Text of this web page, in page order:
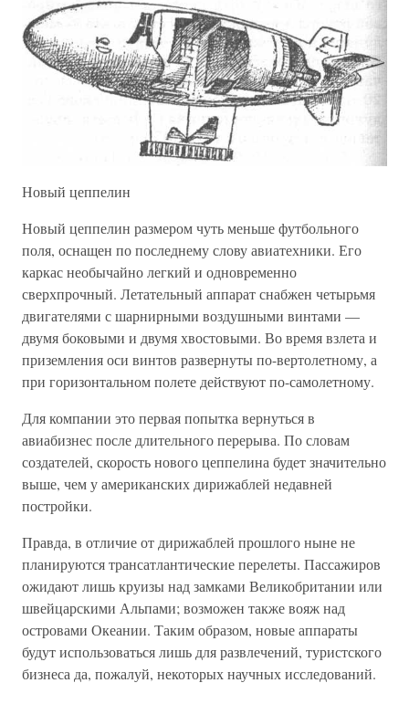
Новый цеппелин
Новый цеппелин размером чуть меньше футбольного
поля, оснащен по последнему слову авиатехники. Его
каркас необычайно легкий и одновременно
сверхпрочный. Летательный аппарат снабжен четырьмя
двигателями с шарнирными воздушными винтами —
двумя боковыми и двумя хвостовыми. Во время взлета и
приземления оси винтов развернуты по-вертолетному, а
при горизонтальном полете действуют по-самолетному.
Для компании это первая попытка вернуться в
авиабизнес после длительного перерыва. По словам
создателей, скорость нового цеппелина будет значительно
выше, чем у американских дирижаблей недавней
постройки.
Правда, в отличие от дирижаблей прошлого ныне не
планируются трансатлантические перелеты. Пассажиров
ожидают лишь круизы над замками Великобритании или
швейцарскими Альпами; возможен также вояж над
островами Океании. Таким образом, новые аппараты
будут использоваться лишь для развлечений, туристского
бизнеса да, пожалуй, некоторых научных исследований.